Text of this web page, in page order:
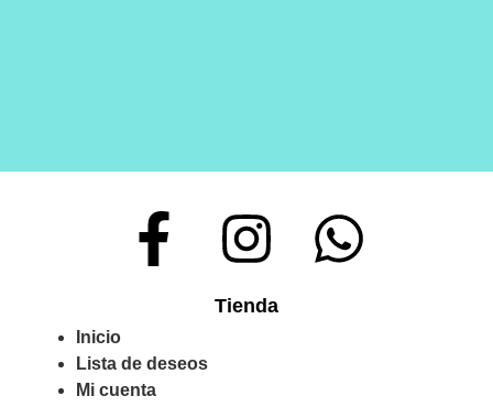
Tienda
Inicio
Lista de deseos
Mi cuenta